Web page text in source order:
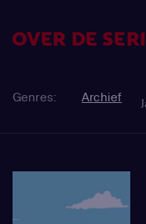
OVER DE
Genres: Archief